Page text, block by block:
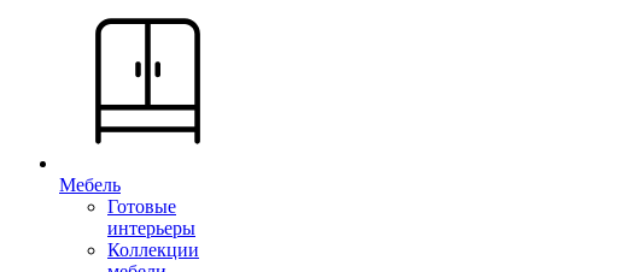
Мебель
Готовые
интерьеры
Коллекции